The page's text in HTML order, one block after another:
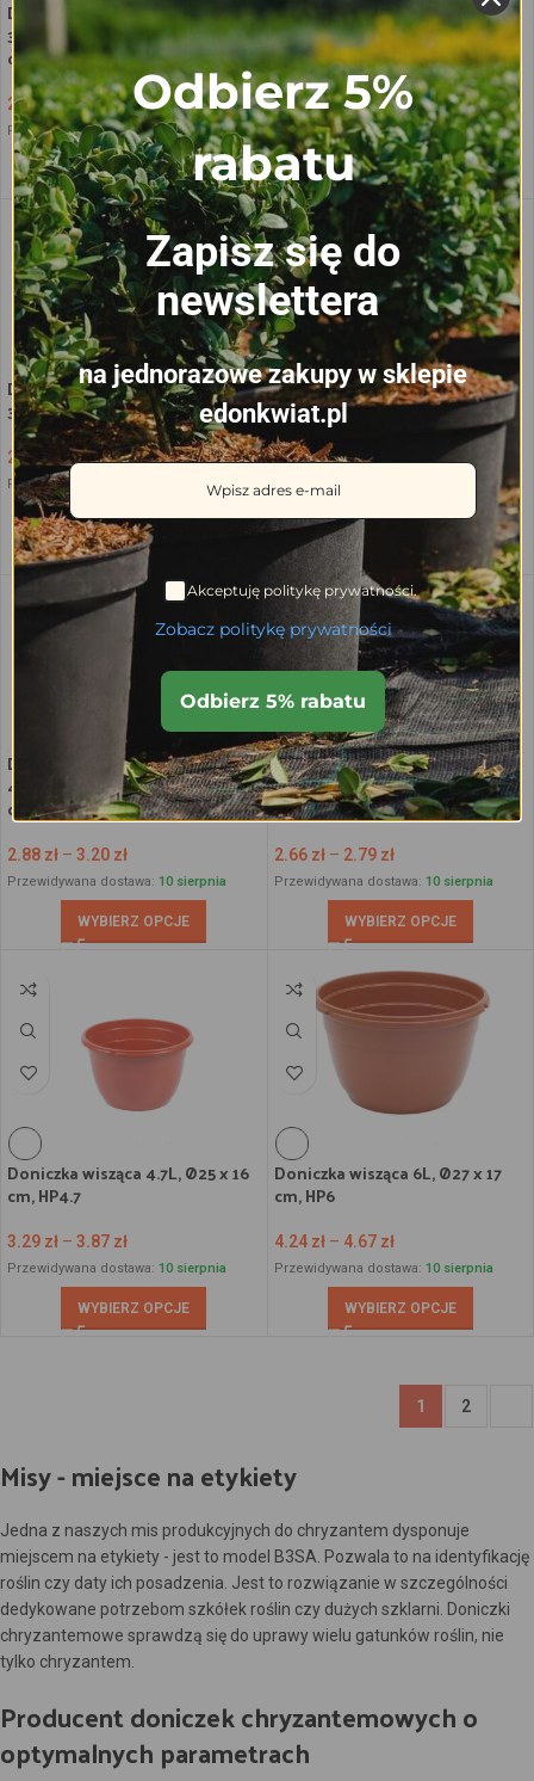
Doniczka na chryzantemy Ø21,
3L, Misa B3D – Dno krzyż z
otworami
2.17 zł–2.27 zł
Przewidywana dostawa:10 sierpnia
WYBIERZ OPCJE
Doniczka na chryzantemy Ø22,
3L, Misa B3 – Dno krzyż z
otworami
2.17zł–2.41zł
Przewidywana dostawa:10 sierpnia
WYBIERZ OPCJE
Doniczka na chryzantemy Ø22,
3L, Misa B3S – Dno siatka
2.26zł –2.52zł
Przewidywana dostawa: 10 sierpnia
WYBIERZ OPCJE
Doniczka na chryzantemy Ø23,
3.5L, Misa B3.5D – Dno krzyż z
otworami
WYBIERZ OPCJE
Doniczka na chryzantemy Ø25,
4.7L, Misa B4.7 – Dno krzyż z
otworami
2.88 zł – 3.20 zł
Przewidywana dostawa: 10 sierpnia
WYBIERZ OPCJE
Donica na chryzantemy Ø25,
4.7L, Misa B4.7D – Dno krzyż z
otworami
2.66 zł – 2.79 zł
Przewidywana dostawa: 10 sierpnia
WYBIERZ OPCJE
Doniczka wisząca 4.7L, Ø25 x 16
cm, HP4.7
3.29 zł – 3.87 zł
Przewidywana dostawa: 10 sierpnia
WYBIERZ OPCJE
Doniczka wisząca 6L, Ø27 x 17
cm, HP6
4.24 zł – 4.67 zł
Przewidywana dostawa: 10 sierpnia
WYBIERZ OPCJE
1 2
Misy - miejsce na etykiety
Jedna z naszych mis produkcyjnych do chryzantem dysponuje
miejscem na etykiety - jest to model B3SA. Pozwala to na identyfikację
roślin czy daty ich posadzenia. Jest to rozwiązanie w szczególności
dedykowane potrzebom szkółek roślin czy dużych szklarni. Doniczki
chryzantemowe sprawdzą się do uprawy wielu gatunków roślin, nie
tylko chryzantem.
Producent doniczek chryzantemowych o
optymalnych parametrach
Odbierz 5%
rabatu
Zapisz się do
newslettera
na jednorazowe zakupy w sklepie
edonkwiat.pl
Akceptuję politykę prywatności.
Zobacz politykę prywatności
Odbierz 5% rabatu